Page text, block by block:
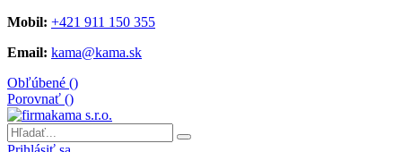
Mobil: +421 911 150 355
Email: kama@kama.sk
Obľúbené ()
Porovnať ()